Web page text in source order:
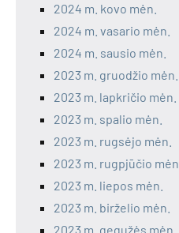
2024 m. kovo mėn.
2024 m. vasario mėn.
2024 m. sausio mėn.
2023 m. gruodžio mėn.
2023 m. lapkričio mėn.
2023 m. spalio mėn.
2023 m. rugsėjo mėn.
2023 m. rugpjūčio mėn.
2023 m. liepos mėn.
2023 m. birželio mėn.
2023 m. gegužės mėn.